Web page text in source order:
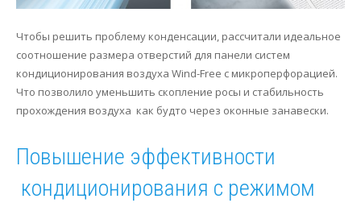
Чтобы решить проблему конденсации, рассчитали идеальное
соотношение размера отверстий для панели систем
кондиционирования воздуха Wind-Free с микроперфорацией.
Что позволило уменьшить скопление росы и стабильность
прохождения воздуха как будто через оконные занавески.
Повышение эффективности
кондиционирования с режимом